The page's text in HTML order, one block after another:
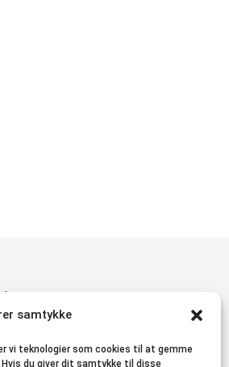
samtykke
vi teknologier som cookies til at gemme
du giver dit samtykke til disse